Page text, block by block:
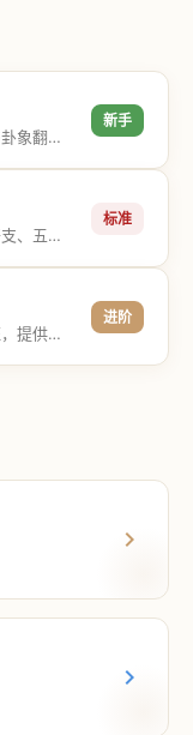
摒弃晦涩难懂的古文术语，将复杂的命理与卦象翻译成通俗易懂的现代大白话，直击结果与生活建议，零门槛轻松阅读。
新手
深度还原传统术数排盘与古籍断语，保留干支、五行与神煞等专业术语，适合追求严谨考证与具备易学基础的用户。
标准
在专业排盘基础上融合大模型多维交叉验证，提供更详尽的流年推演、应期运筹、象意深度剖析，以及全方位的运筹决策指导。
进阶